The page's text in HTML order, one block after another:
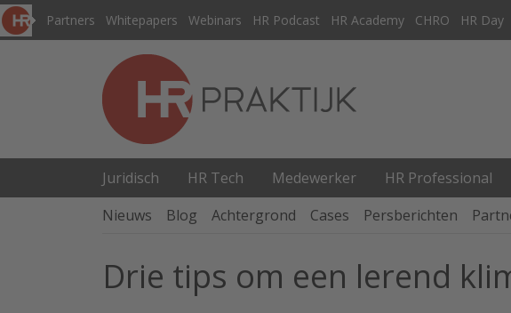
Partners Whitepapers Webinars HR Podcast HR Academy CHRO HR Day
Juridisch HR Tech Medewerker HR Professional
Nieuws
Blog Achtergrond Cases Persberichten
Drie tips om een lerend